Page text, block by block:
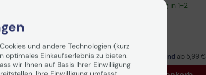
Versand ab5,99 €
: Lieferung in 1-2
54,68 €
inkl. MwSt. zzgl. Versand ab 5,99 €
und andere Technologien (kurz
optimales Einkaufserlebnis zu bieten.
wir Ihnen auf Basis Ihrer Einwilligung